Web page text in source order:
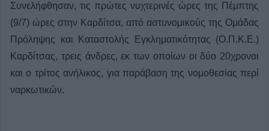
Συνελήφθησαν, τις πρώτες νυχτερινές ώρες της Πέμπτης
(9/7) ώρες στην Καρδίτσα, από αστυνομικούς της Ομάδας
Πρόληψης και Καταστολής Εγκληματικότητας (Ο.Π.Κ.Ε.)
Καρδίτσας, τρεις άνδρες, εκ των οποίων οι δύο 20χρονοι
και ο τρίτος ανήλικος, για παράβαση της νομοθεσίας περί
ναρκωτικών.